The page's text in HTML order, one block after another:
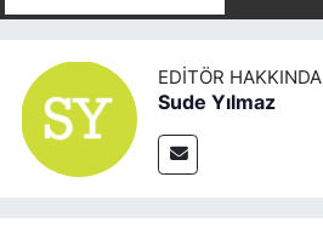
EDITÖR HAKKINDA
Sude Yılmaz